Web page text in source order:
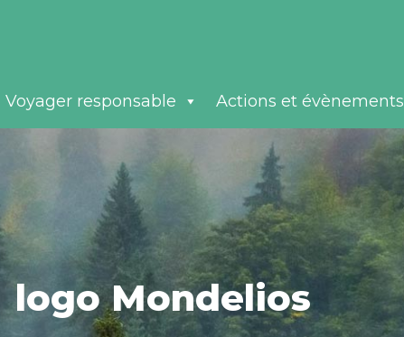
Voyager responsable Actions et évènements
logo Mondelios